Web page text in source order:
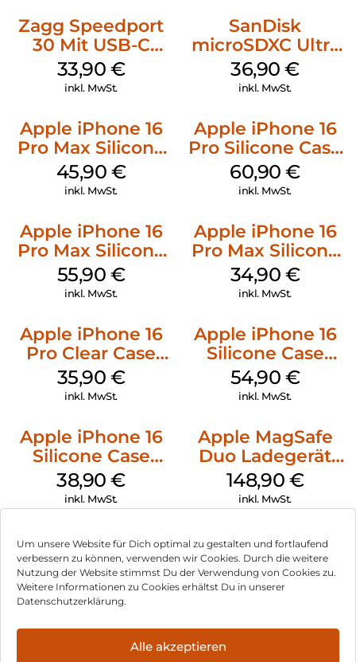
Um unsere Website für Dich optimal zu gestalten und fortlaufend
verbessern zu können, verwenden wir Cookies. Durch die weitere
Nutzung der Website stimmst Du der Verwendung von Cookies zu.
Weitere Informationen zu Cookies erhältst Du in unserer
Datenschutzerklärung.
Alle akzeptieren
Zagg Speedport
30 Mit USB-C
Kabel Weiß
33,90 €
inkl. MwSt.
SanDisk
microSDXC Ultra
128 GB + Adapter
Mobile
36,90€
inkl. MwSt.
Apple iPhone 16
Pro Max Silicone
Case MagSafe
Ultramarine
45,90 €
inkl. MwSt.
Apple iPhone 16
Pro Silicone Case
MagSafe Stone
Gray
60,90€
inkl. MwSt.
Apple iPhone 16
Pro Max Silicone
Case MagSafe
Stone Gray
55,90 €
inkl. MwSt.
Apple iPhone 16
Pro Max Silicone
Case MagSafe
Denim
34,90 €
inkl. MwSt.
Apple iPhone 16
Pro Clear Case
MagSafe
Transparent
35,90 €
inkl. MwSt.
Apple iPhone 16
Silicone Case
MagSafe Black
54,90 €
inkl. MwSt.
Apple iPhone 16
Silicone Case
MagSafe
Ultramarine
38,90€
inkl. MwSt.
Apple MagSafe
Duo Ladegerät
Weiß
148,90 €
inkl. MwSt.
Impressum